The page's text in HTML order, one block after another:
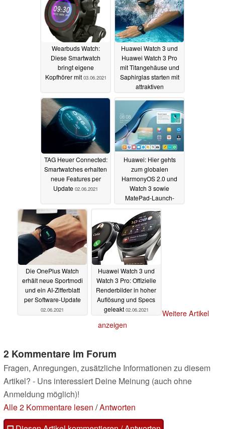
Wearbuds Watch:
Diese Smartwatch
bringt eigene
Kopfhörer mit 03.06.2021
Huawei Watch 3 und
Huawei Watch 3 Pro
mit Titangehäuse und
Saphirglas starten mit
attraktiven
Deutschland02.06.2021
TAG Heuer Connected:
Smartwatches erhalten
neue Features per
Update 02.06.2021
Huawei: Hier gehts
zum globalen
HarmonyOS 2.0 und
Watch 3 sowie
MatePad-Launch-
Die OnePlus Watch
erhält neue Sportmodi
und ein AI-Zifferblatt
per Software-Update
02.06.2021
Huawei Watch 3 und
Watch 3 Pro: Offizielle
Renderbilder in hoher
Auflösung und Specs
geleakt 02.06.2021
Weitere Artikel
anzeigen
2 Kommentare im Forum
Fragen, Anregungen, zusätzliche Informationen zu diesem
Artikel? - Uns interessiert Deine Meinung (auch ohne
Anmeldung möglich)!
Alle 2 Kommentare lesen /Antworten